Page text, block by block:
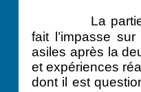
La
fait l’impasse
asiles après la
et expériences
dont il est